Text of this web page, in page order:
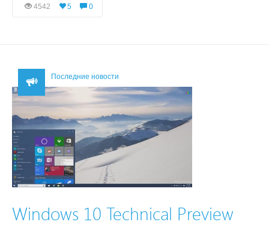
4542 5 0
Последние новости
Windows 10 Technical Preview